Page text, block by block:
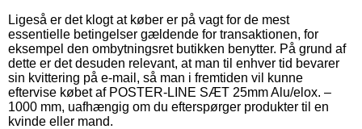
Ligeså er det klogt at køber er på vagt for de mest
essentielle betingelser gældende for transaktionen, for
eksempel den ombytningsret butikken benytter. På grund af
dette er det desuden relevant, at man til enhver tid bevarer
sin kvittering på e-mail, så man i fremtiden vil kunne
eftervise købet af POSTER-LINE SÆT 25mm Alu/elox. –
1000 mm, uafhængig om du efterspørger produkter til en
kvinde eller mand.